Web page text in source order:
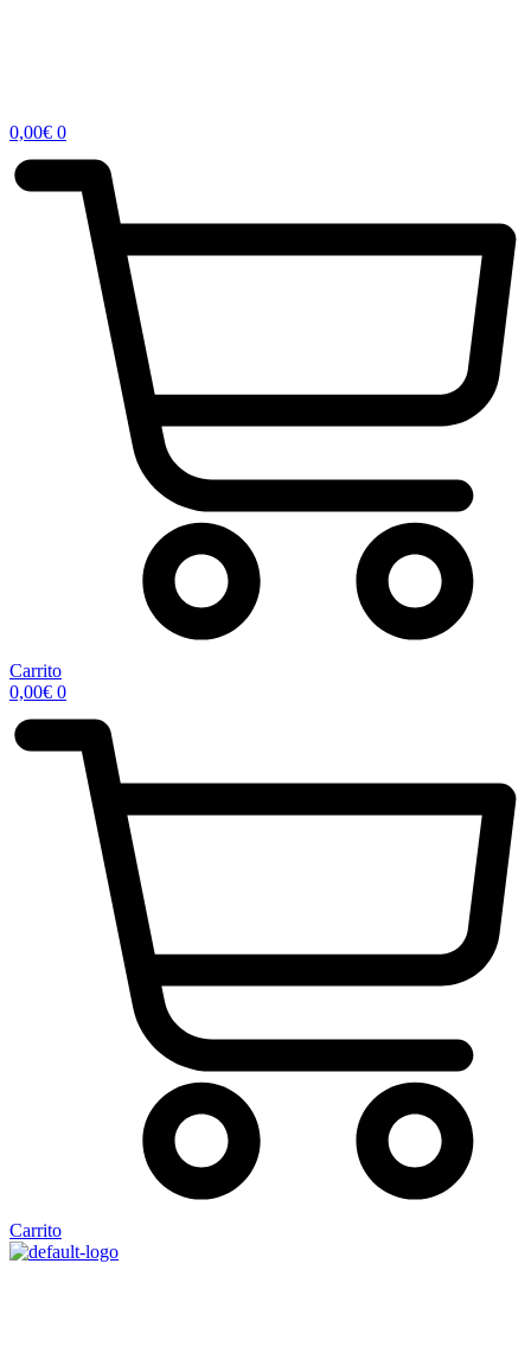
0,00€ 0
Carrito
0,00€ 0
Carrito